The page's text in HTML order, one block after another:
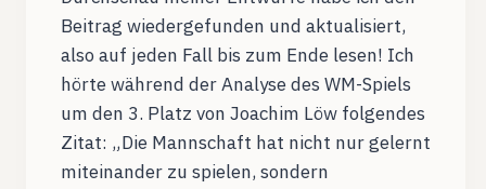
Beitrag wiedergefunden und aktualisiert,
also auf jeden Fall bis zum Ende lesen! Ich
hörte während der Analyse des WM-Spiels
um den 3. Platz von Joachim Löw folgendes
Zitat: „Die Mannschaft hat nicht nur gelernt
miteinander zu spielen, sondern